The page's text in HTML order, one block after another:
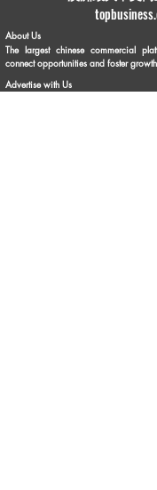
About Us
The largest chinese commercial
connect opportunities and foster
Advertise with Us